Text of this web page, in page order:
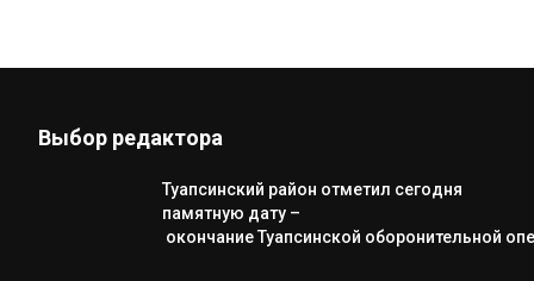
Выбор редактора
Туапсинский район отметил сегодня
памятную дату –
окончание Туапсинской оборонительной